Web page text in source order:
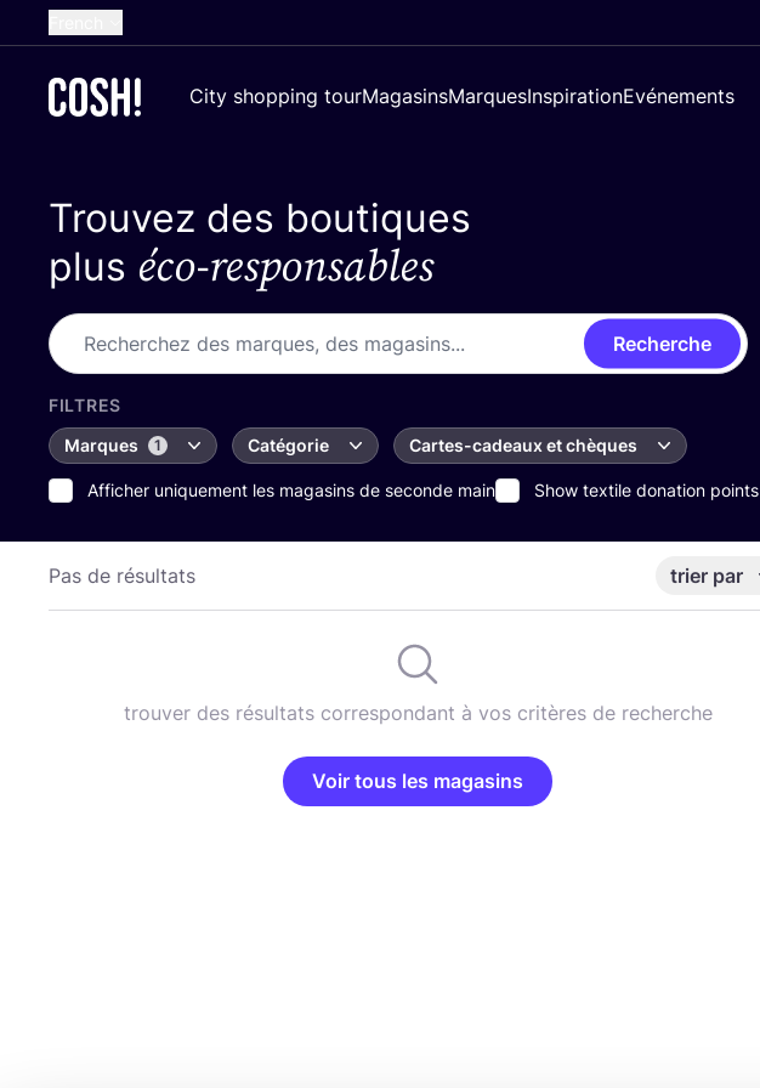
Dutch
German
Croatian
City shopping tourMagasinsMarquesInspirationEvénements
Trouvez des boutiques
plus éco-responsables
Recherche
FILTRES
Marques
1 Catégorie Cartes-cadeaux et chèques
Afficher uniquement les magasins de seconde main Show textile donation points
Pas de résultats trier par
trouver des résultats correspondant à vos critères de recherche
Voir tous les magasins